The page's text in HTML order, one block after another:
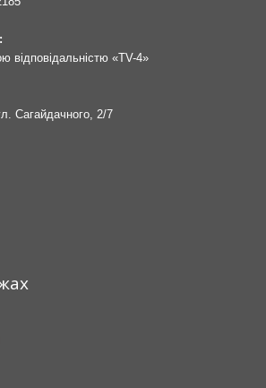
відповідальністю «TV-4»
Сагайдачного, 2/7